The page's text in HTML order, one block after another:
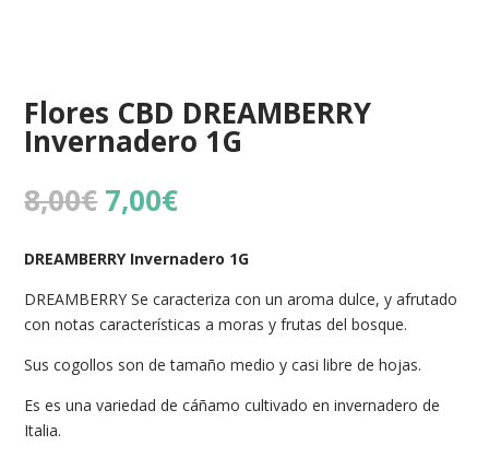
Flores CBD DREAMBERRY
Invernadero 1G
8,00€ El
precio
original
era:
8,00€.
7,00€El
actual
es:
7,00€.
DREAMBERRY Invernadero 1G
DREAMBERRY Se caracteriza con un aroma dulce, y afrutado
con notas características a moras y frutas del bosque.
Sus cogollos son de tamaño medio y casi libre de hojas.
Es es una variedad de cáñamo cultivado en invernadero de
Italia.